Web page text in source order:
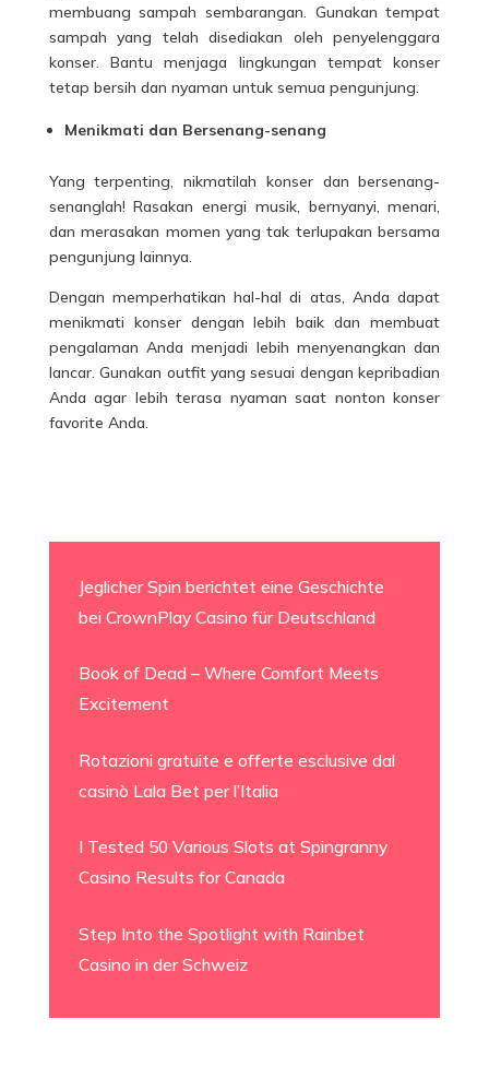
membuang sampah sembarangan. Gunakan tempat
sampah yang telah disediakan oleh penyelenggara
konser. Bantu menjaga lingkungan tempat konser
tetap bersih dan nyaman untuk semua pengunjung.
Menikmati dan Bersenang-senang
Yang terpenting, nikmatilah konser dan bersenang-
senanglah! Rasakan energi musik, bernyanyi, menari,
dan merasakan momen yang tak terlupakan bersama
pengunjung lainnya.
Dengan memperhatikan hal-hal di atas, Anda dapat
menikmati konser dengan lebih baik dan membuat
pengalaman Anda menjadi lebih menyenangkan dan
lancar. Gunakan outfit yang sesuai dengan kepribadian
Anda agar lebih terasa nyaman saat nonton konser
favorite Anda.
Jeglicher Spin berichtet eine Geschichte
bei CrownPlay Casino für Deutschland
Book of Dead – Where Comfort Meets
Excitement
Rotazioni gratuite e offerte esclusive dal
casinò Lala Bet per l’Italia
I Tested 50 Various Slots at Spingranny
Casino Results for Canada
Step Into the Spotlight with Rainbet
Casino in der Schweiz